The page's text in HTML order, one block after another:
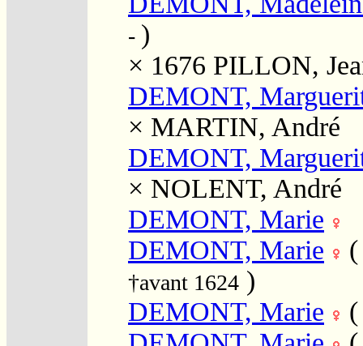
- )
× 1676 PILLON,
DEMONT,
× MARTIN, André
DEMONT,
× NOLENT, André
DEMONT, Marie
DEMONT, Marie
†avant 1624 )
DEMONT, Marie